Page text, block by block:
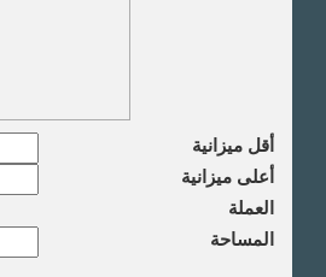
أقل ميزانية
أعلى ميزانية
العملة
المساحة